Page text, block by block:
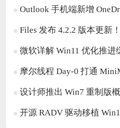
Outlook 手机端新增
Files 发布 4.2.2 版本更新
微软详解 Win11 优化推进缓慢！
摩尔线程 Day-0 打通
设计师推出 Win7 重制版
开源 RADV 驱动移植 Win11